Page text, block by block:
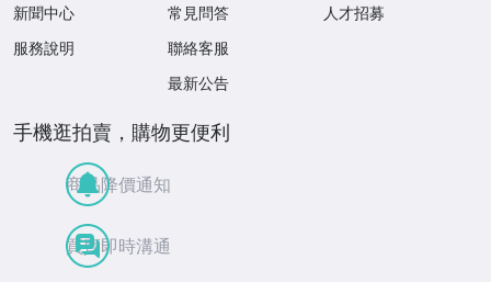
新聞中心
服務說明
常見問答
聯絡客服
最新公告
人才招募
手機逛拍賣，購物更便利
商品降價通知
買賣即時溝通